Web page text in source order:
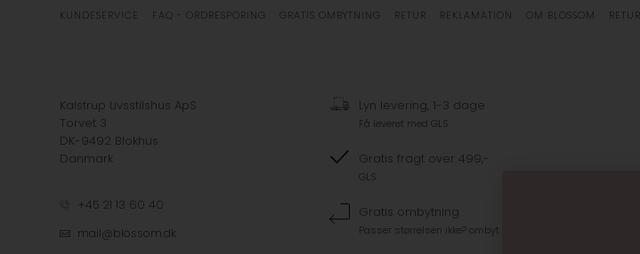
KUNDESERVICE FAQ - ORDRESPORING GRATIS OMBYTNING RETUR REKLAMATION OM BLOSSOM
Kalstrup Livsstilshus ApS
Torvet 3
DK-9492 Blokhus
Danmark
+45 21 13 60 40
mail@blossom.dk
Lyn levering, 1-3 dage
Få leveret med GLS
Gratis fragt over 499,-
GLS
Gratis ombytning
Passer størrelsen ikke? ombyt gratis